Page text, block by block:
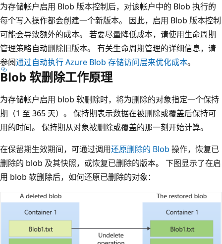
为存储帐户启用 Blob 版本控制后，对该帐户中的 Blob 执行的
每个写入操作都会创建一个新版本。 因此，启用 Blob 版本控制
可能会导致额外的成本。 若要尽量降低成本，请使用生命周期
管理策略自动删除旧版本。 有关生命周期管理的详细信息，请
参阅通过自动执行 Azure Blob 存储访问层来优化成本。
Blob 软删除工作原理
为存储帐户启用 blob 软删除时，将为删除的对象指定一个保持
期（1 至 365 天）。 保持期表示数据在被删除或覆盖后保持可
用的时间。 保持期从对象被删除或覆盖的那一刻开始计算。
在保留期生效期间，可通过调用还原删除的 Blob 操作，恢复已
删除的 blob 及其快照，或恢复已删除的版本。 下图显示了在启
用 blob 软删除后，如何还原已删除的对象：